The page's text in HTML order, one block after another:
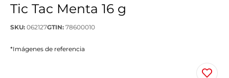
Tic Tac Menta 16 g
SKU: 062127GTIN: 78600010
*Imágenes de referencia